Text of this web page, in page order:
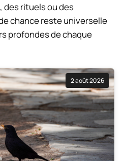
des rituels ou des
chance reste universelle
profondes de chaque
2 août 2026